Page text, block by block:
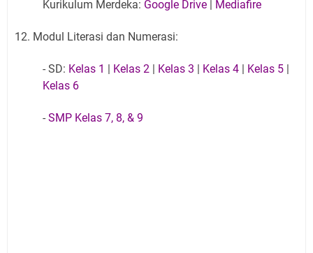
Kurikulum Merdeka: Google Drive | Mediafire
12. Modul Literasi dan Numerasi:
- SD: Kelas 1 | Kelas 2 | Kelas 3 | Kelas 4 | Kelas 5 |
Kelas 6
- SMP Kelas 7, 8, & 9